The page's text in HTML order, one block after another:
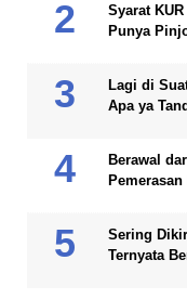
Syarat
Punya
Lagi di
Apa ya
Berawal
Sering
Ternyata